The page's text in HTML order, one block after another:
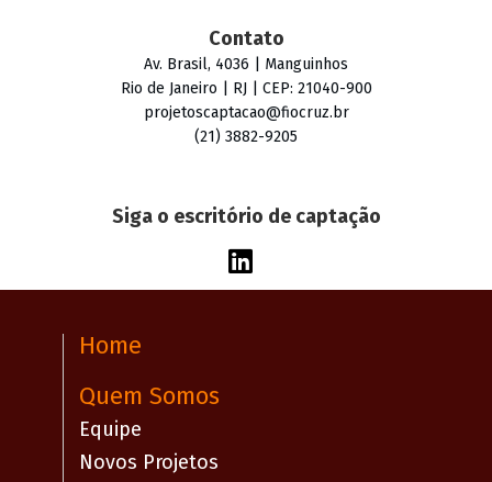
Contato
Av. Brasil, 4036 | Manguinhos
Rio de Janeiro | RJ | CEP: 21040-900
projetoscaptacao@fiocruz.br
(21) 3882-9205
Siga o escritório de captação
Home
Quem Somos
Equipe
Novos Projetos